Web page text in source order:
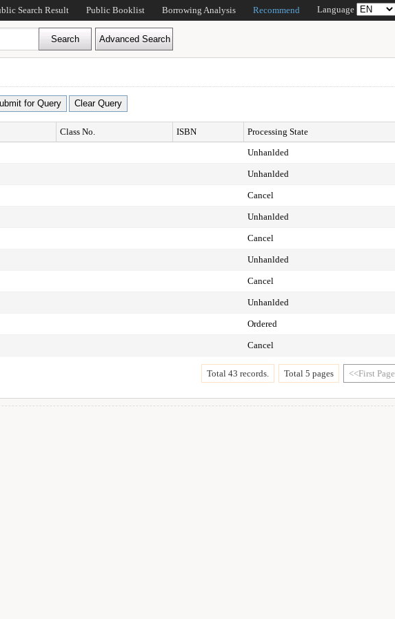
Search Result Public Booklist Borrowing Analysis Recommend Language
Class No. ISBN Processing State
Unhanlded
Unhanlded
Cancel
Unhanlded
Cancel
Unhanlded
Cancel
Unhanlded
Ordered
Cancel
Total 43 records. Total 5 pages <<First Page